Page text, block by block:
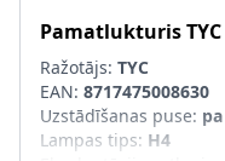
PamatlukturisTYC
Ražotājs: TYC
EAN: 8717475008630
Uzstādīšanas puse:
Lampas tips: H4